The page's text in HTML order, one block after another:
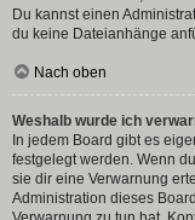
Du kannst einen
du keine Dateianhänge
Nach oben
Weshalb wurde ich
In jedem Board gibt es
festgelegt werden. Wenn
sie dir eine Verwarnung
Administration dieses